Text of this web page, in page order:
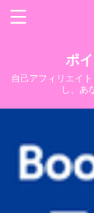
ポ
自己アフィリエイ
し、あ